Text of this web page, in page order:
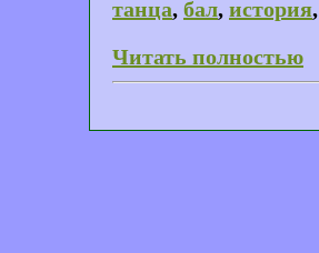
танца, бал, история,
Читать полностью